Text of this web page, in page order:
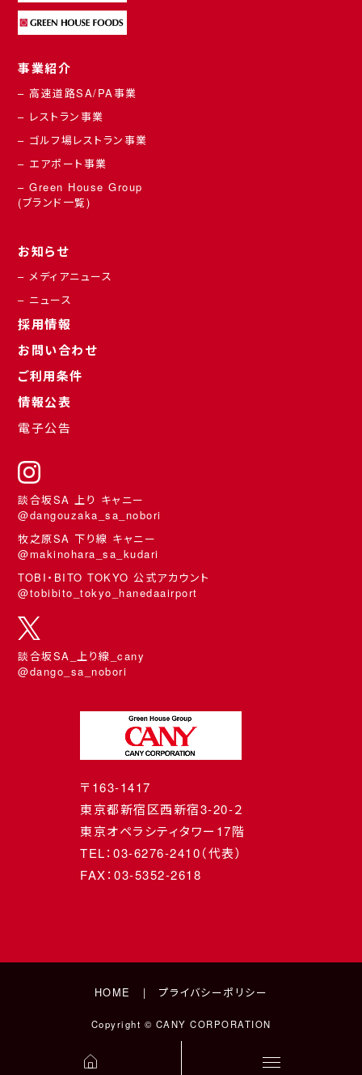
〒163-1417
東京都新宿区西新宿3-20-２
東京オペラシティタワー17階
TEL：03-6276-2410（代表）
FAX：03-5352-2618
事業紹介
– 高速道路SA/PA事業
– レストラン事業
– ゴルフ場レストラン事業
– エアポート事業
– Green House Group
(ブランド一覧)
お知らせ
– メディアニュース
– ニュース
採用情報
お問い合わせ
ご利用条件
情報公表
電子公告
談合坂SA 上り キャニー
@dangouzaka_sa_nobori
牧之原SA 下り線 キャニー
@makinohara_sa_kudari
TOBI・BITO TOKYO 公式アカウント
@tobibito_tokyo_hanedaairport
談合坂SA_上り線_cany
@dango_sa_nobori
HOME プライバシーポリシー
Copyright © CANY CORPORATION